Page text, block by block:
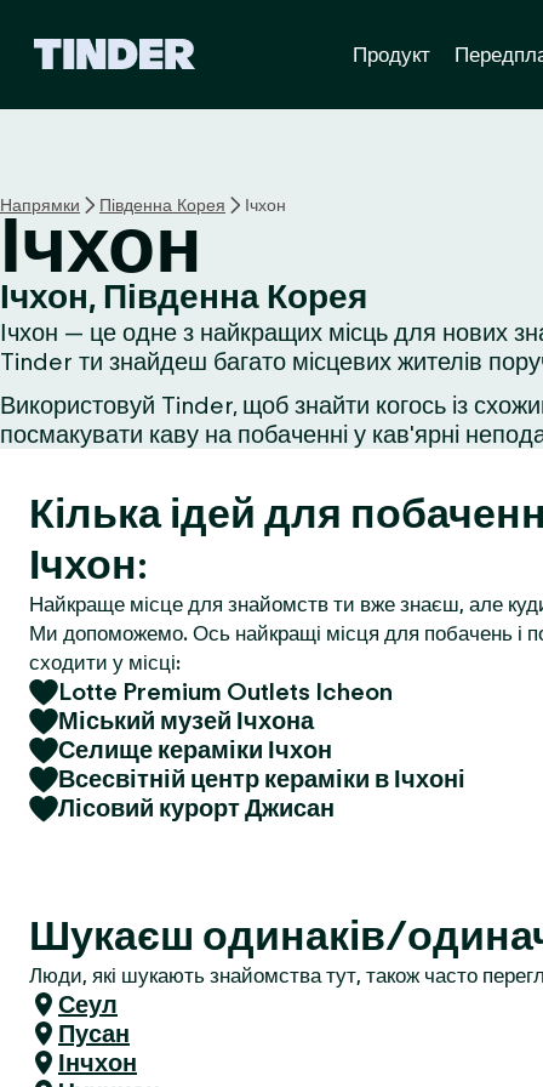
а
р
і
н
а
T
d
e
Продукт
Напрямки Південна Корея Ічхон
Ічхон
Ічхон, Південна Корея
Ічхон — це одне з найкращих місць для нових
Tinder ти знайдеш багато місцевих жителів
Використовуй Tinder, щоб знайти когось із
посмакувати каву на побаченні у кав'ярні
Кілька ідей для
Ічхон:
Найкраще місце для знайомств ти вже знаєш, але
Ми допоможемо. Ось найкращі місця для побачень і
сходити у місці:
Lotte Premium Outlets Icheon
Міський музей Ічхона
Селище кераміки Ічхон
Всесвітній центр кераміки в Ічхоні
Лісовий курорт Джисан
Шукаєш одинаків/
Люди, які шукають знайомства тут, також часто
Сеул
Пусан
Інчхон